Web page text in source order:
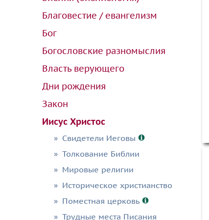
Благовестие / евангелизм
Бог
Богословские разномыслия
Власть верующего
Дни рождения
Закон
Иисус Христос
Свидетели Иеговы
Толкование Библии
Мировые религии
Историческое христианство
Поместная церковь
Трудные места Писания